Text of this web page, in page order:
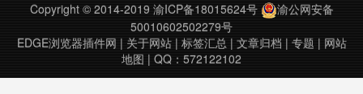
迎反馈意见：）更新日志：
Copyright © 2014-2019 渝ICP备18015624号
渝公网安备
50010602502279号
EDGE浏览器插件网 | 关于网站| 标签汇总| 文章归档 | 专题 | 网站
地图 | QQ：572122102